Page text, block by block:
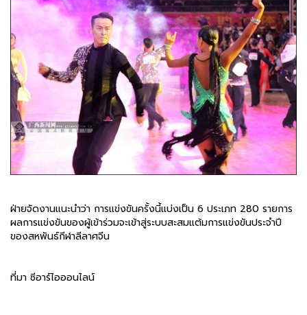
ฝ่ายจัดงานแนะนำว่า การแข่งขันครั้งนี้แบ่งเป็น 6 ประเภท 280 รายการ
ผลการแข่งขันของผู้เข้าร่วมจะเข้าสู่ระบบสะสมแต้มการแข่งขันประจำปี
ของสหพันธ์กีฬาลีลาศจีน
ที่มา ซีอาร์ไอออนไลน์